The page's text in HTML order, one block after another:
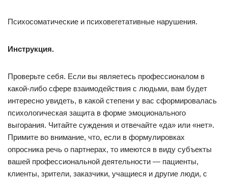
Психосоматические и психовегетативные нарушения.
Инструкция.
Проверьте себя. Если вы являетесь профессионалом в
какой-либо сфере взаимодействия с людьми, вам будет
интересно увидеть, в какой степени у вас сформировалась
психологическая защита в форме эмоционального
выгорания. Читайте суждения и отвечайте «да» или «нет».
Примите во внимание, что, если в формулировках
опросника речь о партнерах, то имеются в виду субъекты
вашей профессиональной деятельности — пациенты,
клиенты, зрители, заказчики, учащиеся и другие люди, с